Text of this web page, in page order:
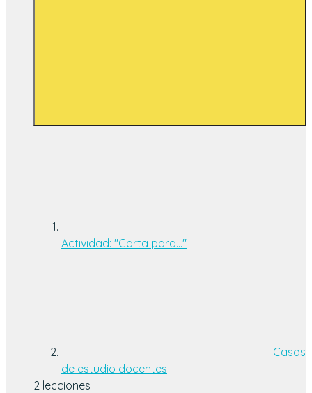
Actividad: "Carta para…"
Casos
de estudio docentes
2 lecciones